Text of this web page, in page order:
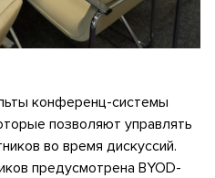
конференц-системы
позволяют управлять
во время дискуссий.
предусмотрена BYOD-